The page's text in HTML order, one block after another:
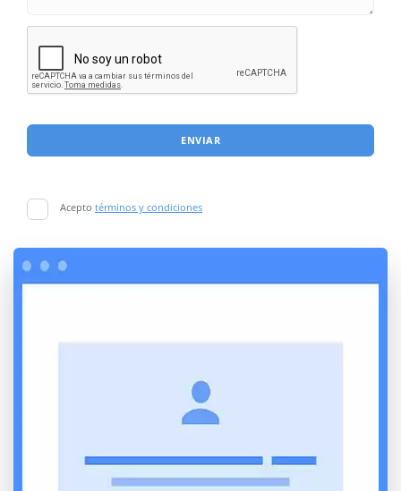
ENVIAR
Acepto términos y condiciones